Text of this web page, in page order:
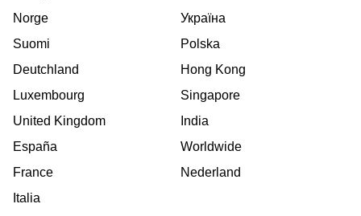
Norge
Suomi
Deutchland
Luxembourg
United Kingdom
España
France
Italia
Україна
Polska
Hong Kong
Singapore
India
Worldwide
Nederland